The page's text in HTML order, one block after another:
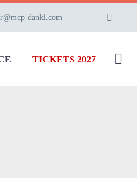
dankl.com
TICKETS 2027